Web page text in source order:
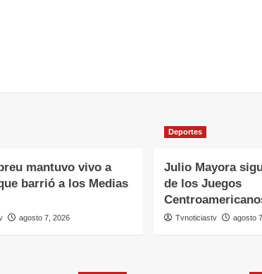
mantuvo vivo a
barrió a los Medias
agosto 7, 2026
Deportes
Julio Mayora
de los Juegos
Tvnoticiastv agosto